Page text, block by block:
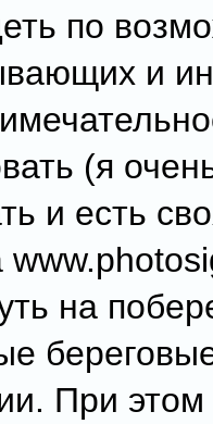
по
и
(я
и есть
на
При этом